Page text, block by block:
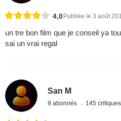
4,0Publiée le 3 août
un tre bon film que je conseil ya
sai un vrai regal
San M
9 abonnés 145 critiques